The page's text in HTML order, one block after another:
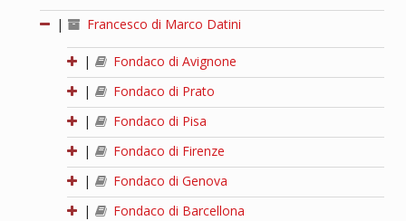
| Francesco di Marco Datini
|
Fondaco di Avignone
|
Fondaco di Prato
|
Fondaco di Pisa
|
Fondaco di Firenze
|
Fondaco di Genova
|
Fondaco di Barcellona